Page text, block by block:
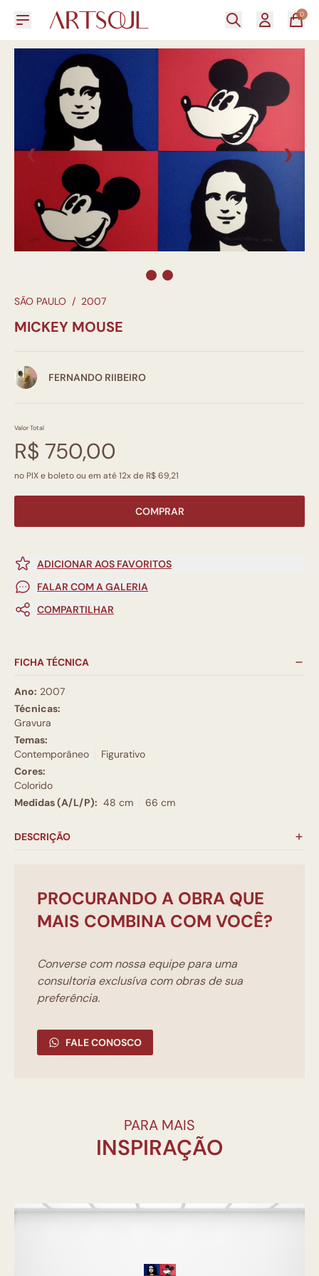
0
❮ ❯
SÃO PAULO / 2007
MICKEY MOUSE
FERNANDO RIIBEIRO
Valor Total
R$ 750,00
no PIX e boleto ou em até 12x de R$ 69,21
COMPRAR
ADICIONAR AOS FAVORITOS
FALAR COM A GALERIA
COMPARTILHAR
FICHA TÉCNICA
Ano: 2007
Técnicas:
Gravura
Temas:
Contemporâneo
Figurativo
Cores:
Colorido
Medidas (A/L/P): 48 cm 66 cm
DESCRIÇÃO
PROCURANDO A OBRA QUE
MAIS COMBINA COM VOCÊ?
Converse com nossa equipe para uma
consultoria exclusíva com obras de sua
preferência.
FALE CONOSCO
PARA MAIS
INSPIRAÇÃO